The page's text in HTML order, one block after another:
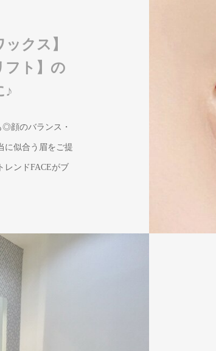
クス】
フト】の
♪
顔のバランス・
に似合う眉をご提
レンドFACEがブ